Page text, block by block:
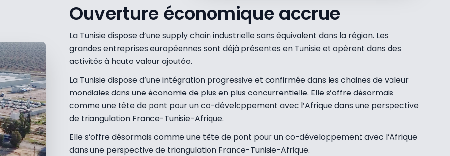
Ouverture économique accrue
La Tunisie dispose d’une supply chain industrielle sans équivalent dans la région. Les
grandes entreprises européennes sont déjà présentes en Tunisie et opèrent dans des
activités à haute valeur ajoutée.
La Tunisie dispose d’une intégration progressive et confirmée dans les chaines de valeur
mondiales dans une économie de plus en plus concurrentielle. Elle s’offre désormais
comme une tête de pont pour un co-développement avec l’Afrique dans une perspective
de triangulation France-Tunisie-Afrique.
Elle s’offre désormais comme une tête de pont pour un co-développement avec l’Afrique
dans une perspective de triangulation France-Tunisie-Afrique.